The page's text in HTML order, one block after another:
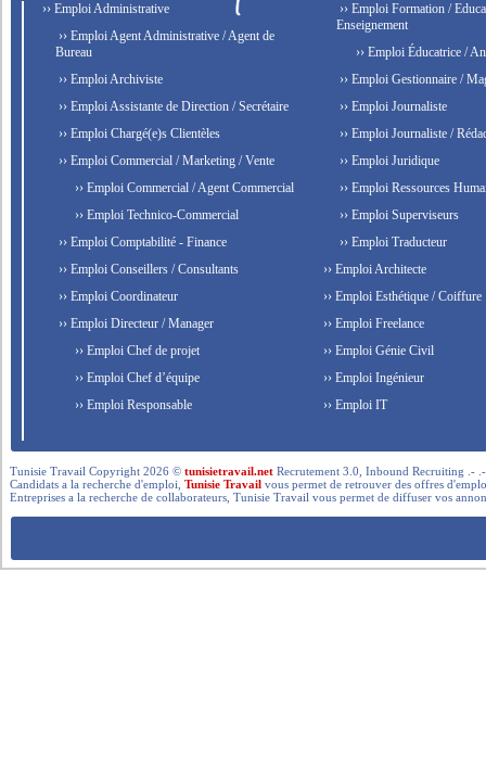
›› Emploi Administrative
›› Emploi Agent Administrative / Agent de
Bureau
›› Emploi Archiviste
›› Emploi Assistante de Direction / Secrétaire
›› Emploi Chargé(e)s Clientèles
›› Emploi Commercial / Marketing / Vente
›› Emploi Commercial / Agent Commercial
›› Emploi Technico-Commercial
›› Emploi Comptabilité - Finance
›› Emploi Conseillers / Consultants
›› Emploi Coordinateur
›› Emploi Directeur / Manager
›› Emploi Chef de projet
›› Emploi Chef d’équipe
›› Emploi Responsable
›› Emploi Formation /
Enseignement
›› Emploi Éducatrice /
›› Emploi Gestionnaire /
›› Emploi Journaliste
›› Emploi Journaliste /
›› Emploi Juridique
›› Emploi Ressources
›› Emploi Superviseurs
›› Emploi Traducteur
›› Emploi Architecte
›› Emploi Esthétique / Coiffure
›› Emploi Freelance
›› Emploi Génie Civil
›› Emploi Ingénieur
›› Emploi IT
Tunisie Travail Copyright 2026 ©tunisietravail.net Recrutement 3.0, Inbound Recruiting .-
Candidats a la recherche d'emploi,Tunisie Travail vous permet de retrouver des offres
Entreprises a la recherche de collaborateurs, Tunisie Travail vous permet de diffuser vos